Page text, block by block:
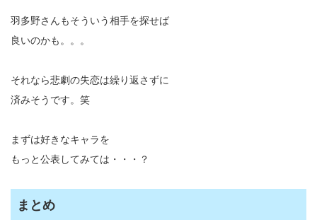
羽多野さんもそういう相手を探せば
良いのかも。。。
それなら悲劇の失恋は繰り返さずに
済みそうです。笑
まずは好きなキャラを
もっと公表してみては・・・？
まとめ